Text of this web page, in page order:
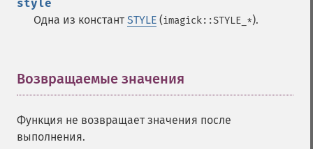
style
Одна из констант STYLE (imagick::STYLE_*).
Возвращаемые значения
Функция не возвращает значения после
выполнения.